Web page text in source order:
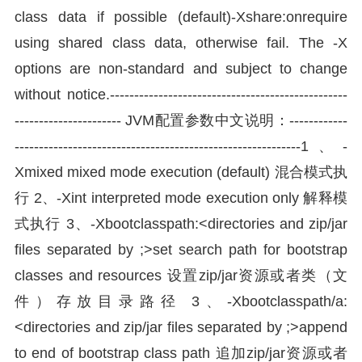
class data if possible (default)-Xshare:onrequire
using shared class data, otherwise fail. The -X
options are non-standard and subject to change
without notice.-------------------------------------------------
---------------------- JVM配置参数中文说明：------------
-----------------------------------------------------------1、-
Xmixed mixed mode execution (default) 混合模式执
行 2、-Xint interpreted mode execution only 解释模
式执行 3、-Xbootclasspath:<directories and zip/jar
files separated by ;>set search path for bootstrap
classes and resources 设置zip/jar资源或者类（文
件）存放目录路径 3、-Xbootclasspath/a:
<directories and zip/jar files separated by ;>append
to end of bootstrap class path 追加zip/jar资源或者